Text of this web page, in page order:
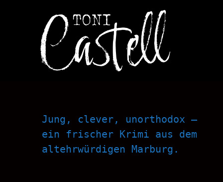
Jung, clever, unorthodox –
ein frischer Krimi aus dem
altehrwürdigen Marburg.